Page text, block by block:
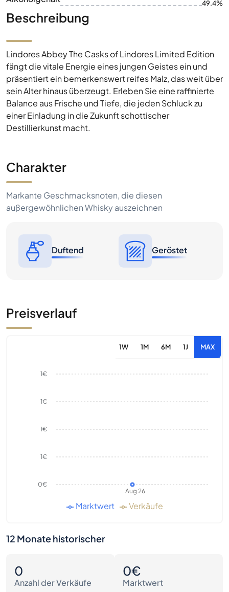
49.4%
Beschreibung
Lindores Abbey The Casks of Lindores Limited Edition
fängt die vitale Energie eines jungen Geistes ein und
präsentiert ein bemerkenswert reifes Malz, das weit über
sein Alter hinaus überzeugt. Erleben Sie eine raffinierte
Balance aus Frische und Tiefe, die jeden Schluck zu
einer Einladung in die Zukunft schottischer
Destillierkunst macht.
Charakter
Markante Geschmacksnoten, die diesen
außergewöhnlichen Whisky auszeichnen
Duftend Geröstet
Preisverlauf
1W 1M 6M 1J MAX
Aug 26
0€
1€
1€
1€
1€
Marktwert Verkäufe
12 Monate historischer
0
Anzahl der Verkäufe
0€
Marktwert